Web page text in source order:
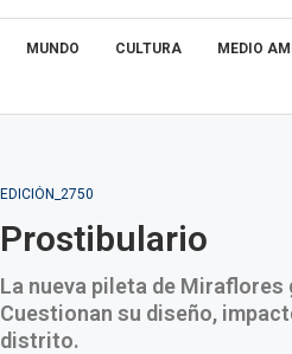
MUNDO CULTURA MEDIO
EDICIÓN_2750
Prostibulario
La nueva pileta de
Cuestionan su diseño,
distrito.